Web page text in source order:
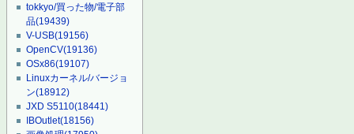
tokkyo/買った物/電子部
品(19439)
V-USB(19156)
OpenCV(19136)
OSx86(19107)
Linuxカーネル/バージョ
ン(18912)
JXD S5110(18441)
IBOutlet(18156)